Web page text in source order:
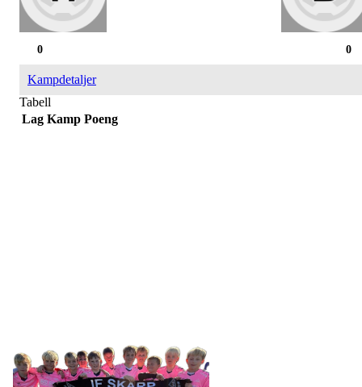
0
0
Kampdetaljer
Tabell
Lag Kamp Poeng